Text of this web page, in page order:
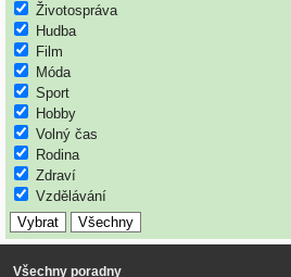
Životospráva
Hudba
Film
Móda
Sport
Hobby
Volný čas
Rodina
Zdraví
Vzdělávání
Všechny poradny